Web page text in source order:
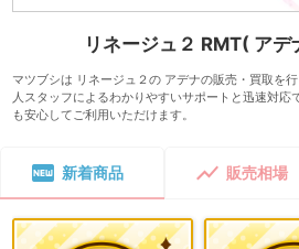
リネージュ２ RMT( ア
マツブシは リネージュ２の アデナの販売・買取を
人スタッフによるわかりやすいサポートと迅速対応
も安心してご利用いただけます。
fiber_new 新着商品 show_chart 販売相場